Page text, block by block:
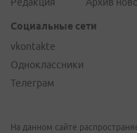
Редакция
Архив
Социальные сети
vkontakte
Одноклассники
Телеграм
На данном сайте